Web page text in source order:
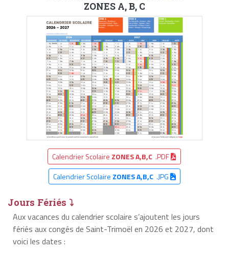
ZONES A, B, C
Calendrier Scolaire ZONES A,B,C .PDF
Calendrier Scolaire ZONES A,B,C.JPG
Jours Fériés ⤵
Aux vacances du calendrier scolaire s’ajoutent les jours
fériés aux congés de Saint-Trimoël en 2026 et 2027, dont
voici les dates :